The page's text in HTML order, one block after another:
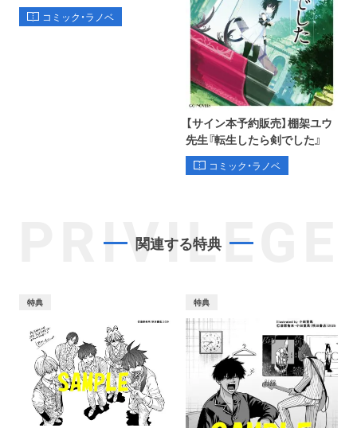
コミック・ラノベ
【サイン本予約販売】棚架ユウ
先生『転生したら剣でした』
コミック・ラノベ
PRIVILEGE
関連する特典
特典 特典